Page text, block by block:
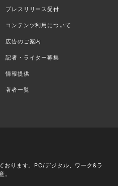
プレスリリース受付
コンテンツ利用について
広告のご案内
記者・ライター募集
情報提供
著者一覧
おります。PC/デジタル、ワーク&ラ
。